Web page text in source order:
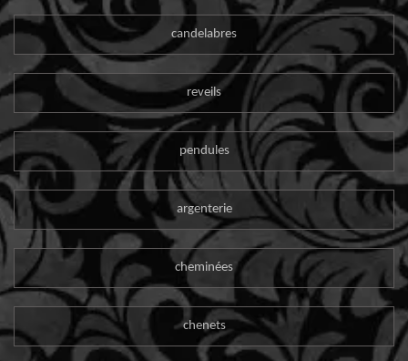
candelabres
reveils
pendules
argenterie
cheminées
chenets